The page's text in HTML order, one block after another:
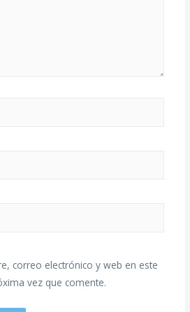
correo electrónico y web en este
vez que comente.